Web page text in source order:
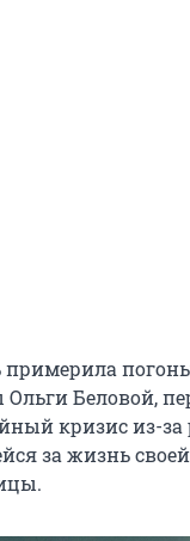
Ольги Беловой,
кризис из-
за жизнь